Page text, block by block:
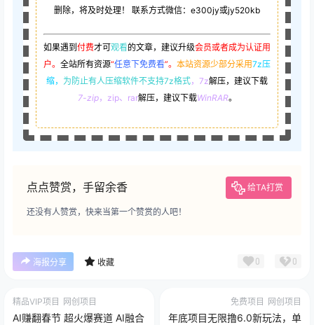
删除，将及时处理！ 联系方式微信：e300jy或jy520kb
如果遇到付费才可观看的文章，建议升级会员或者成为认证用
户。 全站所有资源“任意下免费看”。 本站资源少部分采用7z压
缩， 为防止有人压缩软件不支持7z格式，7z解压，建议下载
7-zip，zip、rar解压，建议下载WinRAR。
点点赞赏，手留余香 给TA打赏
还没有人赞赏，快来当第一个赞赏的人吧！
海报分享 收藏 0 0
精品VIP项目 网创项目
AI赚翻春节 超火爆赛道 AI融合
免费项目 网创项目
年底项目无限撸6.0新玩法，单